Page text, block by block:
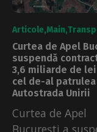
Articole Main
Curtea de Apel
suspendă
3,6 miliarde de
cel de-al
Autostrada Unirii
Curtea de Apel